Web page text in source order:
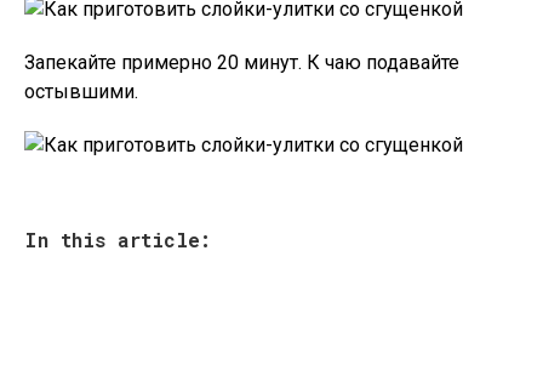
Запекайте примерно 20 минут. К чаю подавайте
остывшими.
In this article: